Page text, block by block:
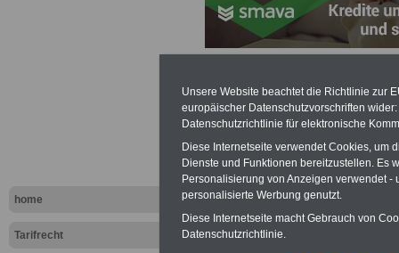
home
Tarifrecht
der
ATZ) -
Unsere Website beachtet die Richtlinie zur
europäischer Datenschutzvorschriften
Datenschutzrichtlinie für elektronische
Diese Internetseite verwendet Cookies, um
Dienste und Funktionen bereitzustellen. Es
Personalisierung von Anzeigen verwendet
personalisierte Werbung genutzt.
Diese Internetseite macht Gebrauch von
Datenschutzrichtlinie.